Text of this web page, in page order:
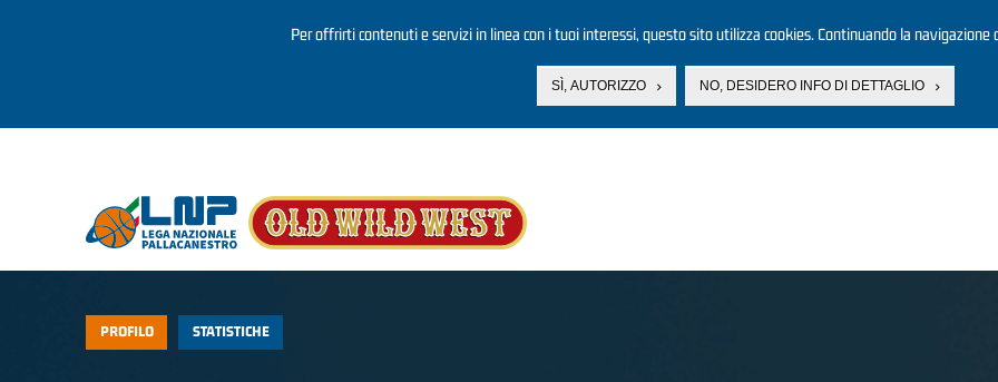
Per offrirti contenuti e servizi in linea con i tuoi interessi, questo sito utilizza cookies. Continuando la navigazione
SÌ, AUTORIZZO NO, DESIDERO INFO DI DETTAGLIO
PROFILO STATISTICHE